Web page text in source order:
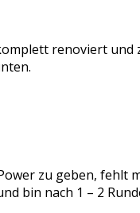
renoviert
zu geben, fehlt
bin nach 1 – 2